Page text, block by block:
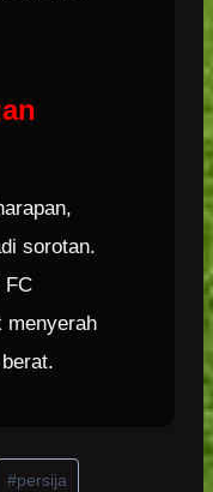
sorotan.
FC
menyerah
#persija